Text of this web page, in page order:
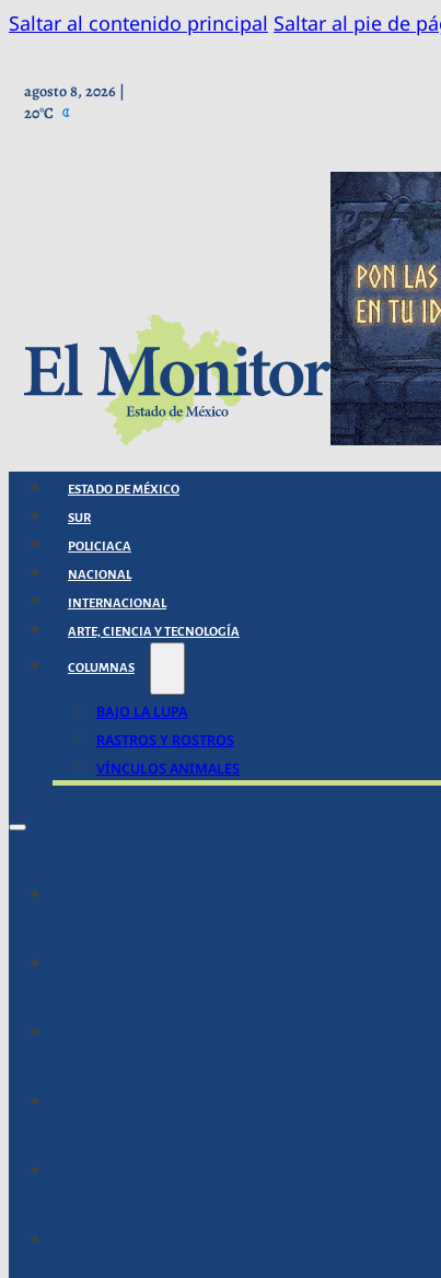
Saltar al contenido principal Saltar al pie de
agosto 8, 2026 |
20°C
ESTADO DE MÉXICO
SUR
POLICIACA
NACIONAL
INTERNACIONAL
ARTE, CIENCIA Y TECNOLOGÍA
COLUMNAS
BAJO LA LUPA
RASTROS Y ROSTROS
VÍNCULOS ANIMALES